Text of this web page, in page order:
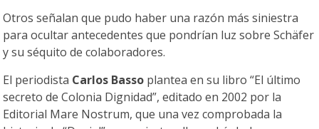
Otros señalan que pudo haber una razón más siniestra
para ocultar antecedentes que pondrían luz sobre Schäfer
y su séquito de colaboradores.
El periodista Carlos Basso plantea en su libro “El último
secreto de Colonia Dignidad”, editado en 2002 por la
Editorial Mare Nostrum, que una vez comprobada la